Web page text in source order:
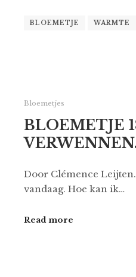
BLOEMETJE WARMTE
Bloemetjes
BLOEMETJE
Door Clémence
vandaag. Hoe kan ik…
Read more